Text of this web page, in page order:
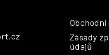
Obchodní
Zásady
údajů